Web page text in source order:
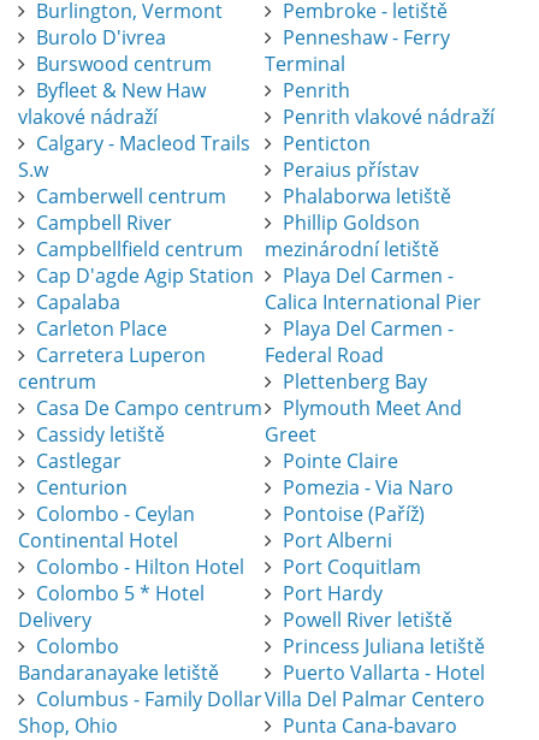
Burlington, Vermont
Burolo D'ivrea
Burswood centrum
Byfleet & New Haw
vlakové nádraží
Calgary - Macleod Trails
S.w
Camberwell centrum
Campbell River
Campbellfield centrum
Cap D'agde Agip Station
Capalaba
Carleton Place
Carretera Luperon
centrum
Casa De Campo centrum
Cassidy letiště
Castlegar
Centurion
Colombo - Ceylan
Continental Hotel
Colombo - Hilton Hotel
Colombo 5 * Hotel
Delivery
Colombo
Bandaranayake letiště
Columbus - Family Dollar
Shop, Ohio
Pembroke - letiště
Penneshaw - Ferry
Terminal
Penrith
Penrith vlakové nádraží
Penticton
Peraius přístav
Phalaborwa letiště
Phillip Goldson
mezinárodní letiště
Playa Del Carmen -
Calica International Pier
Playa Del Carmen -
Federal Road
Plettenberg Bay
Plymouth Meet And
Greet
Pointe Claire
Pomezia - Via Naro
Pontoise (Paříž)
Port Alberni
Port Coquitlam
Port Hardy
Powell River letiště
Princess Juliana letiště
Puerto Vallarta - Hotel
Villa Del Palmar Centero
Punta Cana-bavaro